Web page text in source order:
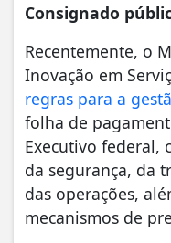
Consignado
Recentemente, o
Inovação em
regras para a
folha de
Executivo federal,
da segurança, da
das operações,
mecanismos de